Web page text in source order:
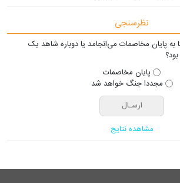
نظرسنجی
به پایان مخاصمات می‌انجامد یا دوباره شاهد یک
پایان مخاصمات
مجددا جنگ خواهد شد
مشاهده نتایج